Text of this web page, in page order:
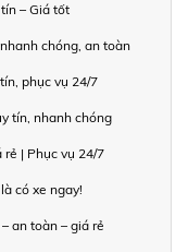
– Giá tốt
chóng, an toàn
phục vụ 24/7
tín, nhanh chóng
rẻ | Phục vụ 24/7
có xe ngay!
an toàn – giá rẻ